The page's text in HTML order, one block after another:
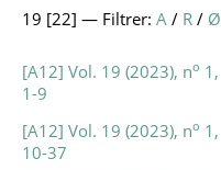
19 [22] — Filtrer: A / R / Ø
[A12] Vol. 19 (2023), no 1,
1-9
[A12] Vol. 19 (2023), no 1,
10-37